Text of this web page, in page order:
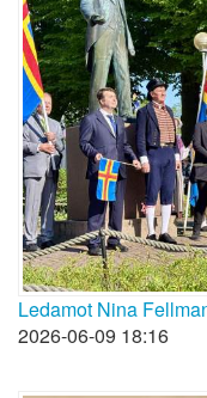
Ledamot Nina
2026-06-09 18:16